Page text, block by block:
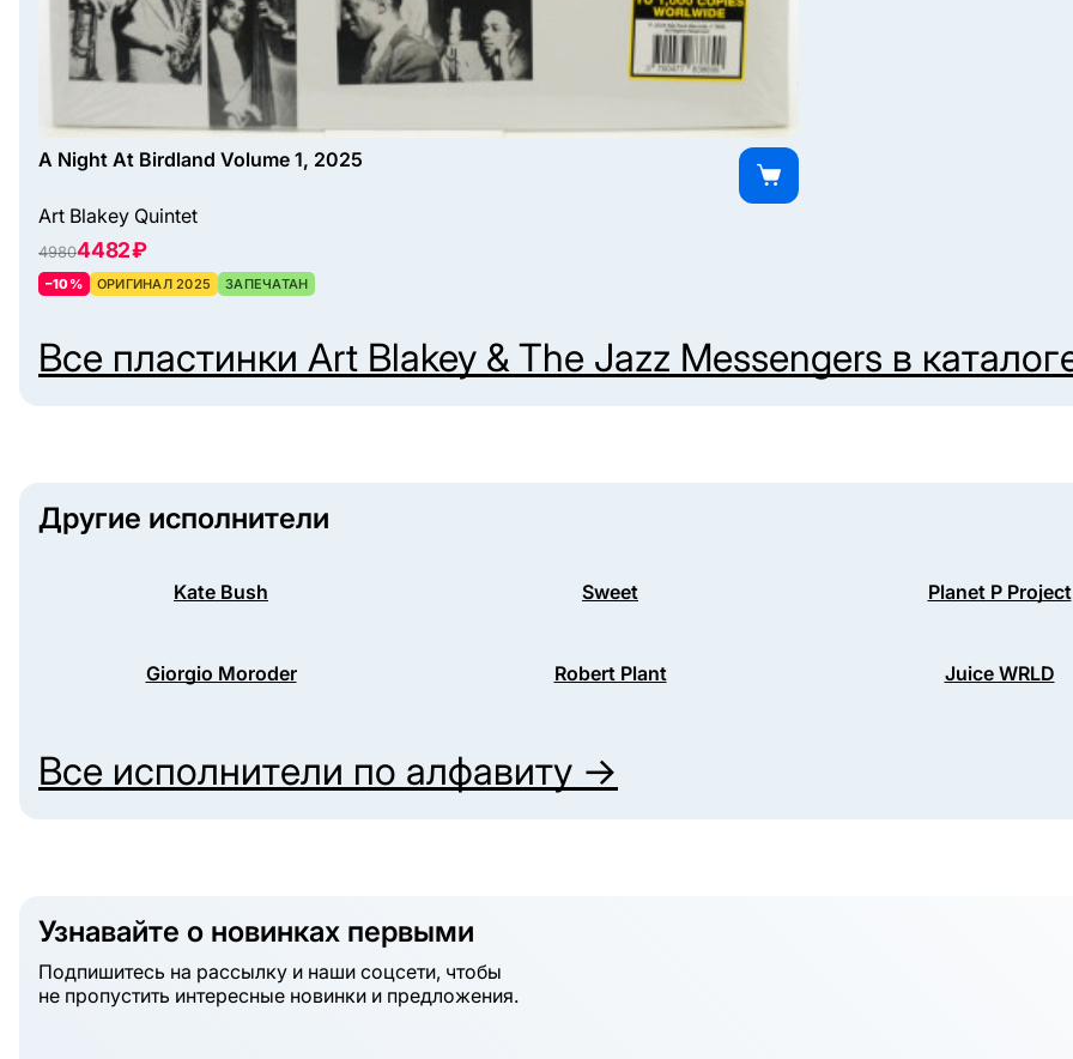
A Night At Birdland Volume 1, 2025
Art Blakey Quintet
49804482 ₽
–10% ОРИГИНАЛ 2025 ЗАПЕЧАТАН
Все пластинки Art Blakey & The Jazz Messengers в
Другие исполнители
Kate Bush Sweet Planet P Project
Giorgio Moroder Robert Plant Juice WRLD
Все исполнители по алфавиту →
Узнавайте о новинках первыми
Подпишитесь на рассылку и наши соцсети, чтобы
не пропустить интересные новинки и предложения.